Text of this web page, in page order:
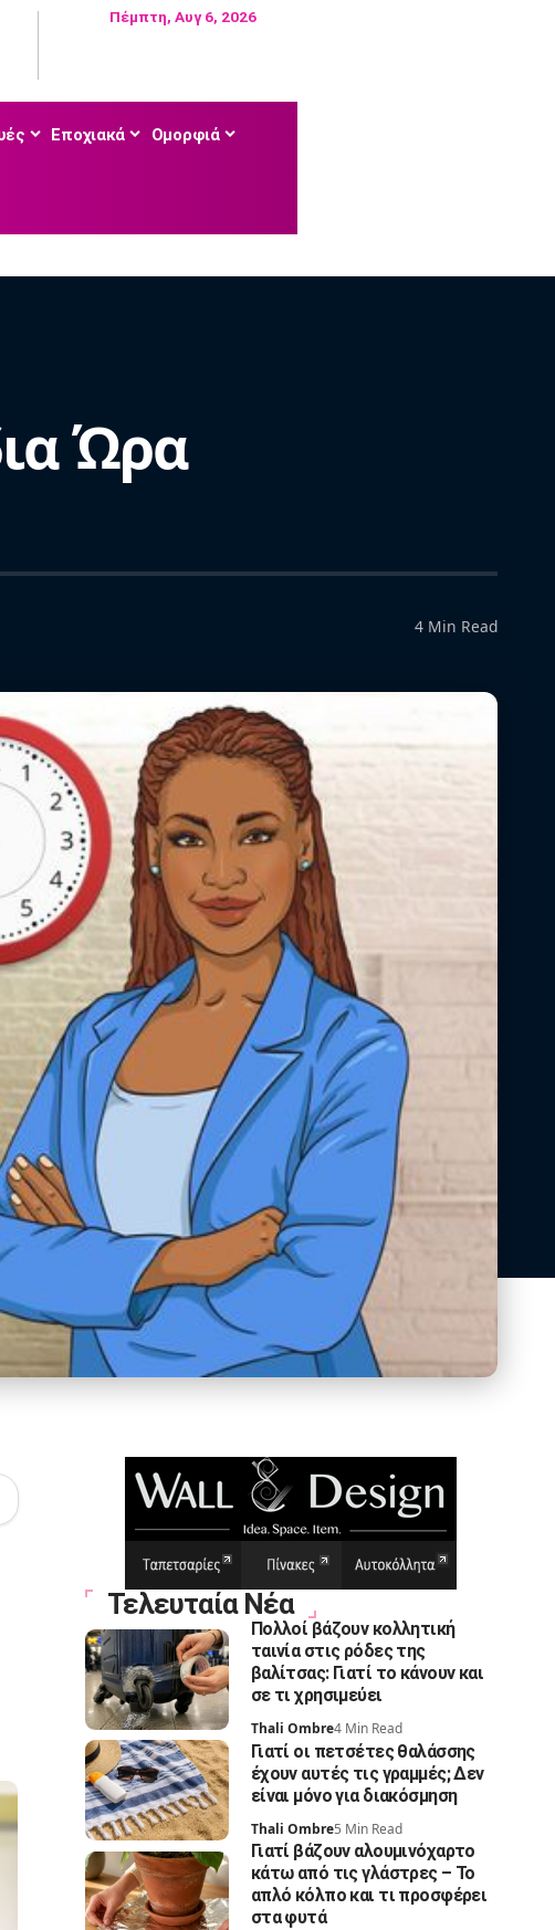
Πέμπτη, Αυγ 6, 2026
Εποχιακά Ομορφιά
Ώρα
4 Min Read
Τελευταία Νέα
Πολλοί βάζουν κολλητική
ταινία στις ρόδες της
βαλίτσας: Γιατί το κάνουν και
σε τι χρησιμεύει
Thali Ombre4 Min Read
Γιατί οι πετσέτες θαλάσσης
έχουν αυτές τις γραμμές; Δεν
είναι μόνο για διακόσμηση
Thali Ombre5 Min Read
Γιατί βάζουν αλουμινόχαρτο
κάτω από τις γλάστρες – Το
απλό κόλπο και τι προσφέρει
στα φυτά